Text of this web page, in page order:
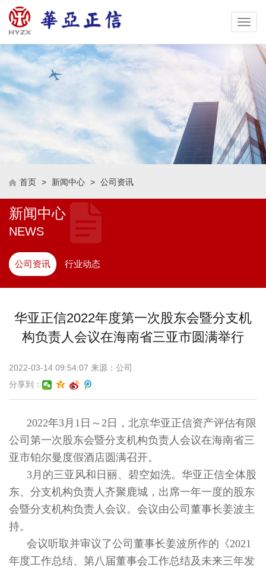
Toggle
首页 > 新闻中心 > 公司资讯
新闻中心
NEWS
公司资讯 行业动态
华亚正信2022年度第一次股东会暨分支机
构负责人会议在海南省三亚市圆满举行
2022-03-14 09:54:07 来源：公司
分享到：
2022年3月1日～2日，北京华亚正信资产评估有限
公司第一次股东会暨分支机构负责人会议在海南省三
亚市铂尔曼度假酒店圆满召开。
3月的三亚风和日丽、碧空如洗。华亚正信全体股
东、分支机构负责人齐聚鹿城，出席一年一度的股东
会暨分支机构负责人会议。会议由公司董事长姜波主
持。
会议听取并审议了公司董事长姜波所作的《2021
年度工作总结、第八届董事会工作总结及未来三年发